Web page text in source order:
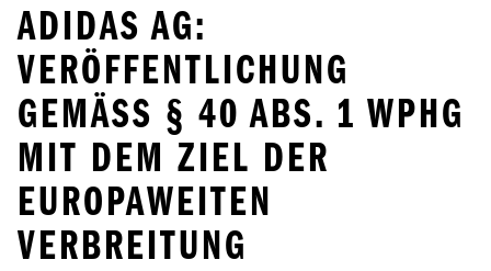
ADIDAS AG:
VERÖFFENTLICHUNG
GEMÄSS § 40 ABS. 1 WPHG M
IT DEM ZIEL DER E
UROPAWEITEN V
ERBREITUNG